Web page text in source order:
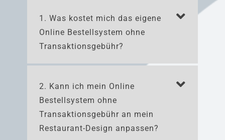
1. Was kostet mich das eigene
Online Bestellsystem ohne
Transaktionsgebühr?
fixen monatlichen Gebühr – ganz ohne
Provisionen oder versteckte
Transaktionskosten. Du behältst deine
kompletten Umsätze und hast volle